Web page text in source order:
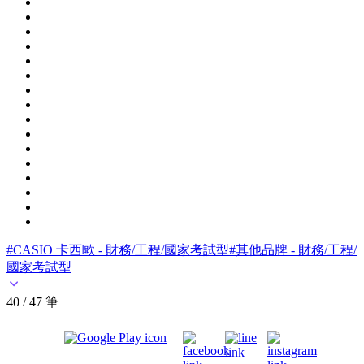
#CASIO 卡西歐 - 財務/工程/國家考試型#其他品牌 - 財務/工程/
國家考試型
40 / 47 筆